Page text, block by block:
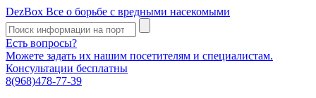
DezBox Все о борьбе с вредными насекомыми
Есть вопросы?
Можете задать их нашим посетителям и специалистам.
Консультации бесплатны
8(968)478-77-39